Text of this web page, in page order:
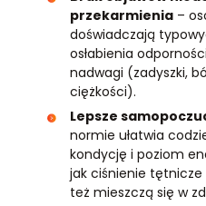
przekarmienia –
doświadczają
osłabienia
nadwagi (zadyszki,
ciężkości).
Lepsze
normie ułatwia
kondycję i poziom
jak ciśnienie tętnicze
też mieszczą się w